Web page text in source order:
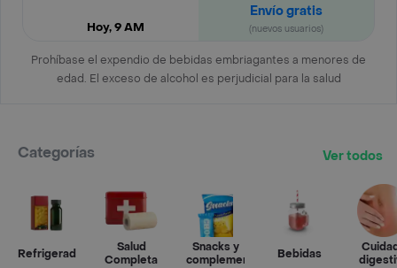
Hoy, 9 AM
Envío gratis
(nuevos usuarios)
Prohíbase el expendio de bebidas embriagantes a menores de
edad. El exceso de alcohol es perjudicial para la salud
Categorías Ver todos
Refrigerados
Salud
Completa
Snacks y
complementos
Bebidas